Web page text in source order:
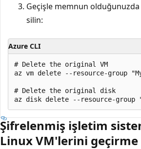
Geçişle memnun
silin:
Azure CLI
# Delete the original VM
az vm delete --resource-group
# Delete the original disk
Şifrelenmiş işletim
Linux VM'lerini geçirme